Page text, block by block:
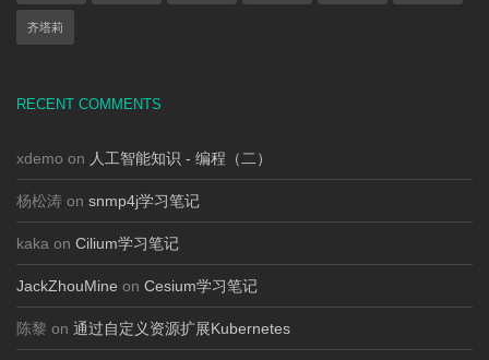
齐塔莉
RECENT COMMENTS
xdemo on 人工智能知识 - 编程（二）
杨松涛 on snmp4j学习笔记
kaka on Cilium学习笔记
JackZhouMine on Cesium学习笔记
陈黎 on 通过自定义资源扩展Kubernetes